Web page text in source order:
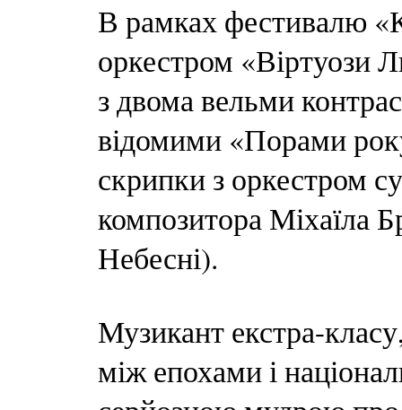
В рамках фестивалю
оркестром «Віртуози
з двома вельми
відомими «Порами
скрипки з оркестром
композитора Міхаїла
Небесні).
Музикант екстра-
між епохами і